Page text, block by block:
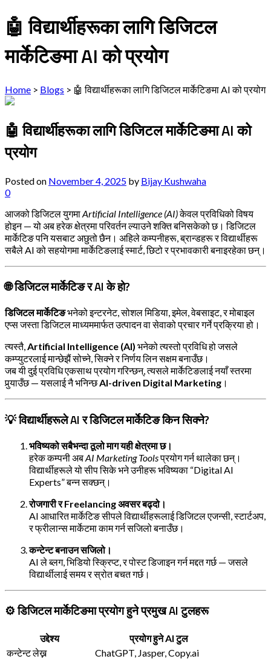
🤖 विद्यार्थीहरूका लागि डिजिटल
मार्केटिङमा AI को प्रयोग
Home > Blogs > 🤖 विद्यार्थीहरूका लागि डिजिटल मार्केटिङमा AI को प्रयोग
🤖 विद्यार्थीहरूका लागि डिजिटल मार्केटिङमा AI को
प्रयोग
Posted on November 4, 2025 by Bijay Kushwaha
0
आजको डिजिटल युगमाArtificial Intelligence (AI)केवल प्रविधिको विषय
होइन — यो अब हरेक क्षेत्रमा परिवर्तन ल्याउने शक्ति बनिसकेको छ। डिजिटल
मार्केटिङ पनि यसबाट अछुतो छैन। अहिले कम्पनीहरू, ब्रान्डहरू र विद्यार्थीहरू
सबैले AI को सहयोगमा मार्केटिङलाई स्मार्ट, छिटो र प्रभावकारी बनाइरहेका छन्।
🌐 डिजिटल मार्केटिङ र AI के हो?
डिजिटल मार्केटिङभनेको इन्टरनेट, सोशल मिडिया, इमेल, वेबसाइट, र मोबाइल
एप्स जस्ता डिजिटल माध्यममार्फत उत्पादन वा सेवाको प्रचार गर्ने प्रक्रिया हो।
त्यस्तै,Artificial Intelligence (AI) भनेको त्यस्तो प्रविधि हो जसले
कम्प्युटरलाई मान्छेझैं सोच्ने, सिक्ने र निर्णय लिन सक्षम बनाउँछ।
जब यी दुई प्रविधि एकसाथ प्रयोग गरिन्छन्, त्यसले मार्केटिङलाई नयाँ स्तरमा
पुर्‍याउँछ — यसलाई नै भनिन्छAI-driven Digital Marketing ।
💡 विद्यार्थीहरूले AI र डिजिटल मार्केटिङ किन सिक्ने?
भविष्यको सबैभन्दा ठूलो माग यही क्षेत्रमा छ।
हरेक कम्पनी अबAI Marketing Toolsप्रयोग गर्न थालेका छन्।
विद्यार्थीहरूले यो सीप सिके भने उनीहरू भविष्यका “Digital AI
Experts” बन्न सक्छन्।
रोजगारी र Freelancing अवसर बढ्दो।
AI आधारित मार्केटिङ सीपले विद्यार्थीहरूलाई डिजिटल एजन्सी, स्टार्टअप,
र फ्रीलान्स मार्केटमा काम गर्न सजिलो बनाउँछ।
कन्टेन्ट बनाउन सजिलो।
AI ले ब्लग, भिडियो स्क्रिप्ट, र पोस्ट डिजाइन गर्न मद्दत गर्छ — जसले
विद्यार्थीलाई समय र स्रोत बचत गर्छ।
⚙️ डिजिटल मार्केटिङमा प्रयोग हुने प्रमुख AI टुलहरू
उद्देश्य
प्रयोग हुने AI टुल
कन्टेन्ट लेख्न
ChatGPT, Jasper, Copy.ai